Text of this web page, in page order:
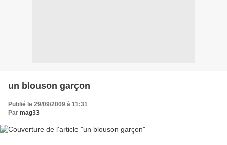
un blouson garçon
Publié le 29/09/2009 à 11:31
Par mag33